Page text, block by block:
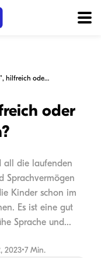
"Babysprache", hilfreich oder hinderlich?
oder
all die laufenden
Sprachvermögen
Kinder schon im
Es ist eine gut
Sprache und...
2023•7 Min.